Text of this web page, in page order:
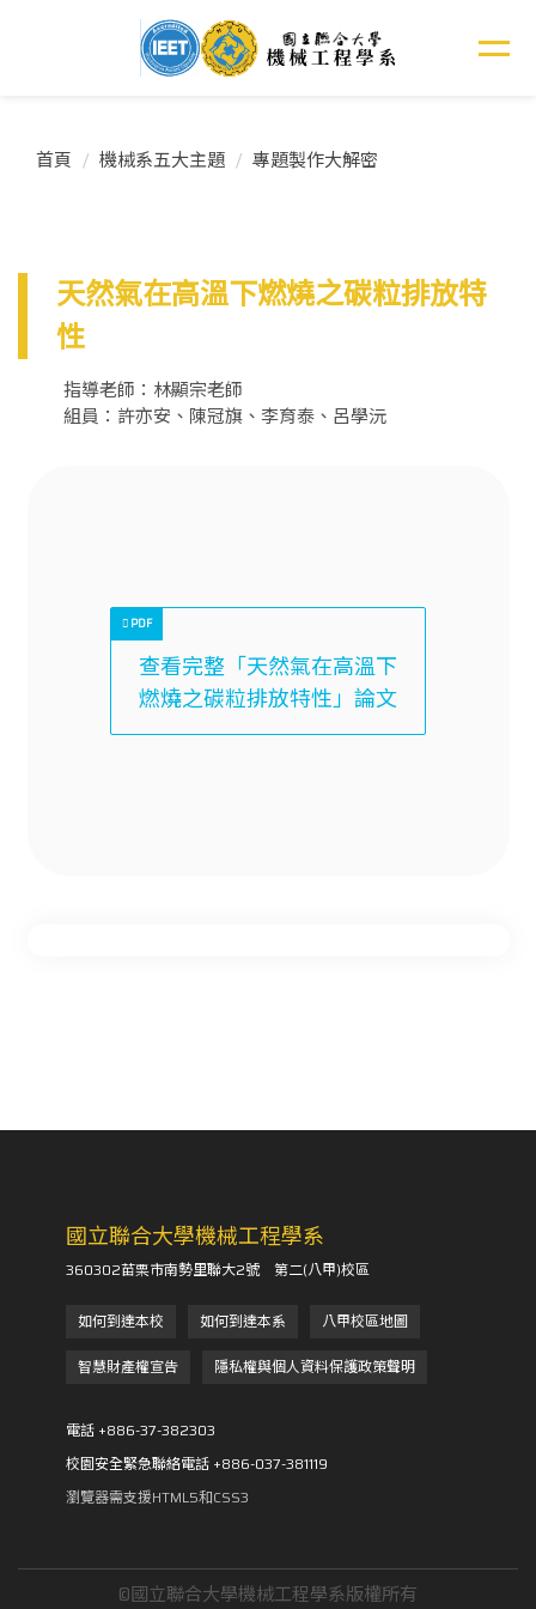
首頁 機械系五大主題 專題製作大解密
天然氣在高溫下燃燒之碳粒排放特
性
指導老師：林顯宗老師
組員：許亦安、陳冠旗、李育泰、呂學沅
查看完整「天然氣在高溫下
燃燒之碳粒排放特性」論文
國立聯合大學機械工程學系
360302苗栗市南勢里聯大2號 第二(八甲)校區
如何到達本校 如何到達本系
八甲校區地圖
智慧財產權宣告
隱私權與個人資料保護政策聲明
電話 +886-37-382303
校園安全緊急聯絡電話 +886-037-381119
瀏覽器需支援HTML5和CSS3
©國立聯合大學機械工程學系版權所有